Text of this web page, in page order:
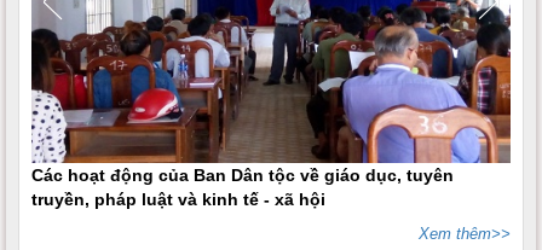
Các hoạt động của Ban Dân tộc về giáo dục, tuyên
truyền, pháp luật và kinh tế - xã hội
Xem thêm>>